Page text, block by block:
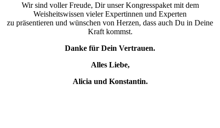
Wir sind voller Freude, Dir unser Kongresspaket mit dem
Weisheitswissen vieler Expertinnen und Experten
zu präsentieren und wünschen von Herzen, dass auch Du in Deine
Kraft kommst.
Danke für Dein Vertrauen.
Alles Liebe,
Alicia und Konstantin.